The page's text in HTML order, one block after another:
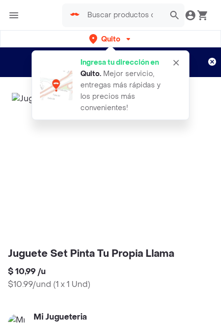
Quito
Ingresa tu dirección en
Quito. Mejor servicio,
entregas más rápidas y
los precios más
convenientes!
envíos gratis por semanas
Aplican TyC
Juguete Set Pinta Tu Propia Llama
$ 10,99 /u
$10.99/und (1 x 1 Und)
Mi Jugueteria